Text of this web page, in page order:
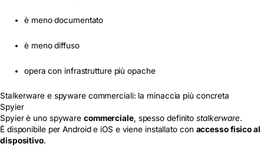
è meno documentato
è meno diffuso
opera con infrastrutture più opache
Stalkerware e spyware commerciali: la minaccia più concreta
Spyier
Spyier è uno spyware commerciale, spesso definitostalkerware.
È disponibile per Android e iOS e viene installato con accesso fisico al
dispositivo.